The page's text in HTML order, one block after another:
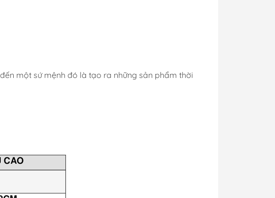
một sứ mệnh đó là tạo ra những sản phẩm thời